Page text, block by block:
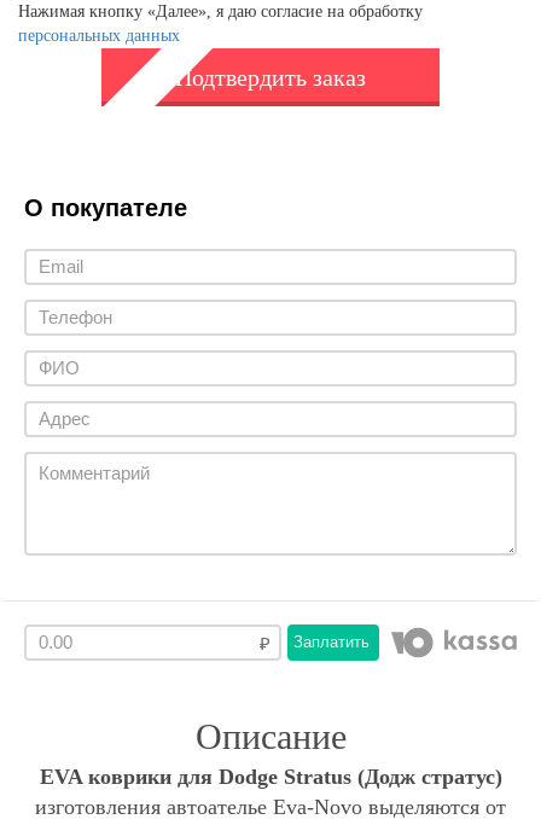
Нажимая кнопку «Далее», я даю согласие на обработку
персональных данных
Подтвердить заказ
О покупателе
Заплатить
Описание
EVA коврики для Dodge Stratus (Додж стратус)
изготовления автоателье Eva-Novo выделяются от